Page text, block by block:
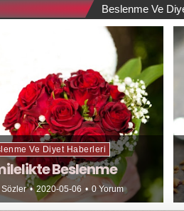
Beslenme Ve
Ve Diyet Haberleri
Beslenme
2020-05-06 0 Yorum